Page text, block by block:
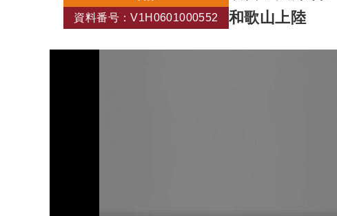
資料番号：V1H0601000552
和歌山上陸